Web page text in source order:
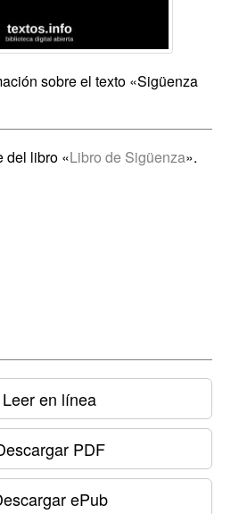
sobre el texto «Sigüenza
del libro «Libro de Sigüenza».
Leer en línea
PDF
ePub